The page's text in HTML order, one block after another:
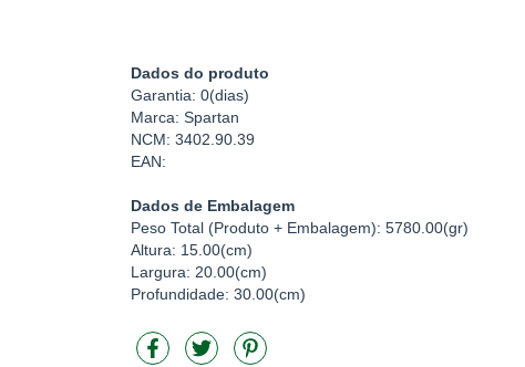
Dados do produto
Garantia: 0(dias)
Marca: Spartan
NCM: 3402.90.39
EAN:
Dados de Embalagem
Peso Total (Produto + Embalagem): 5780.00(gr)
Altura: 15.00(cm)
Largura: 20.00(cm)
Profundidade: 30.00(cm)